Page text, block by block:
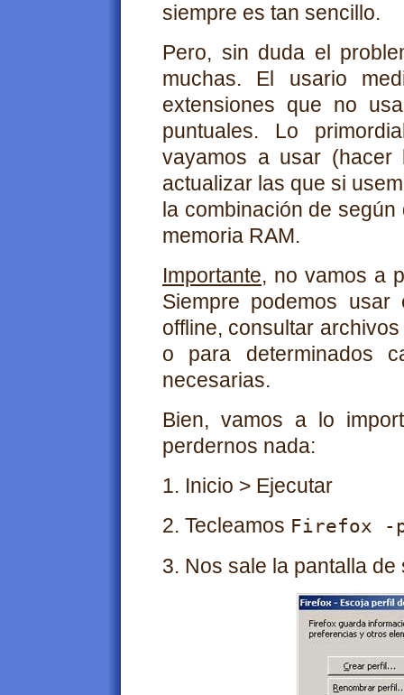
siempre es tan sencillo.
Pero, sin duda el
muchas. El usario
extensiones que no
puntuales. Lo
vayamos a usar
actualizar las que si
la combinación de
memoria RAM.
Importante, no vamos a
Siempre podemos
offline, consultar
o para determinados
necesarias.
Bien, vamos a lo
perdernos nada:
1. Inicio > Ejecutar
2. Tecleamos Firefox -
3. Nos sale la pantalla